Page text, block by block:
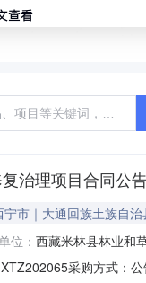
治理项目合同公
宁市｜大通回族土族自治
位： 西藏米林县林业和
采购方式：